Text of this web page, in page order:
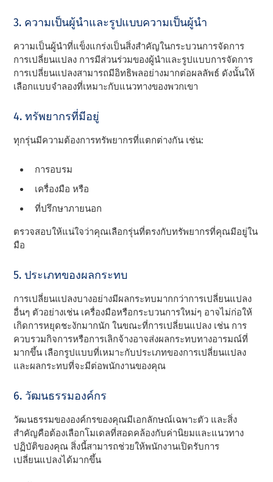
3. ความเป็นผู้นําและรูปแบบความเป็นผู้นํา
ความเป็นผู้นําที่แข็งแกร่งเป็นสิ่งสําคัญในกระบวนการจัดการ
การเปลี่ยนแปลง การมีส่วนร่วมของผู้นําและรูปแบบการจัดการ
การเปลี่ยนแปลงสามารถมีอิทธิพลอย่างมากต่อผลลัพธ์ ดังนั้นให้
เลือกแบบจําลองที่เหมาะกับแนวทางของพวกเขา
4. ทรัพยากรที่มีอยู่
ทุกรุ่นมีความต้องการทรัพยากรที่แตกต่างกัน เช่น:
การอบรม
เครื่องมือ หรือ
ที่ปรึกษาภายนอก
ตรวจสอบให้แน่ใจว่าคุณเลือกรุ่นที่ตรงกับทรัพยากรที่คุณมีอยู่ใน
มือ
5. ประเภทของผลกระทบ
การเปลี่ยนแปลงบางอย่างมีผลกระทบมากกว่าการเปลี่ยนแปลง
อื่นๆ ตัวอย่างเช่น เครื่องมือหรือกระบวนการใหม่ๆ อาจไม่ก่อให้
เกิดการหยุดชะงักมากนัก ในขณะที่การเปลี่ยนแปลง เช่น การ
ควบรวมกิจการหรือการเลิกจ้างอาจส่งผลกระทบทางอารมณ์ที่
มากขึ้น เลือกรูปแบบที่เหมาะกับประเภทของการเปลี่ยนแปลง
และผลกระทบที่จะมีต่อพนักงานของคุณ
6. วัฒนธรรมองค์กร
วัฒนธรรมขององค์กรของคุณมีเอกลักษณ์เฉพาะตัว และสิ่ง
สําคัญคือต้องเลือกโมเดลที่สอดคล้องกับค่านิยมและแนวทาง
ปฏิบัติของคุณ สิ่งนี้สามารถช่วยให้พนักงานเปิดรับการ
เปลี่ยนแปลงได้มากขึ้น